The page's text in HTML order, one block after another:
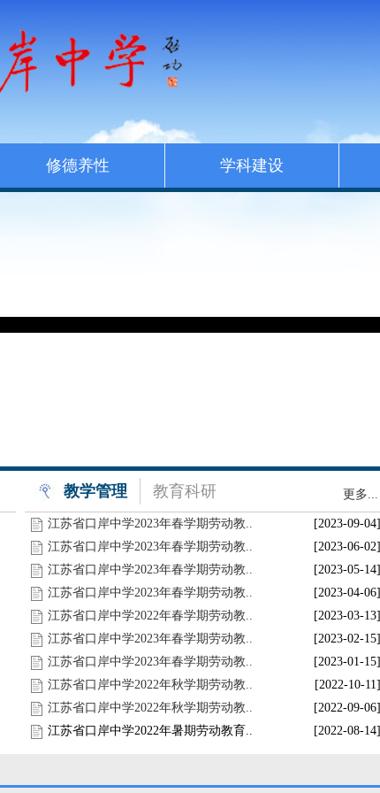
修德养性 学科建设
教学管理 教育科研 更多...
江苏省口岸中学2023年春学期劳动教..
[2023-09-04]
江苏省口岸中学2023年春学期劳动教..
[2023-06-02]
江苏省口岸中学2023年春学期劳动教..
[2023-05-14]
江苏省口岸中学2023年春学期劳动教..
[2023-04-06]
江苏省口岸中学2022年春学期劳动教..
[2023-03-13]
江苏省口岸中学2023年春学期劳动教..
[2023-02-15]
江苏省口岸中学2023年春学期劳动教..
[2023-01-15]
江苏省口岸中学2022年秋学期劳动教..
[2022-10-11]
江苏省口岸中学2022年秋学期劳动教..
[2022-09-06]
江苏省口岸中学2022年暑期劳动教育..
[2022-08-14]